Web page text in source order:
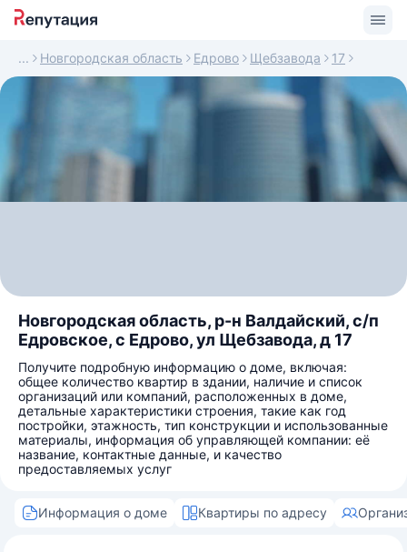
Новгородская область Едрово Щебзавода 17
Новгородская область, р-н Валдайский, с/п
Едровское, с Едрово, ул Щебзавода, д 17
Получите подробную информацию о доме, включая:
общее количество квартир в здании, наличие и список
организаций или компаний, расположенных в доме,
детальные характеристики строения, такие как год
постройки, этажность, тип конструкции и использованные
материалы, информация об управляющей компании: её
название, контактные данные, и качество
предоставляемых услуг
Информация о доме Квартиры по адресу